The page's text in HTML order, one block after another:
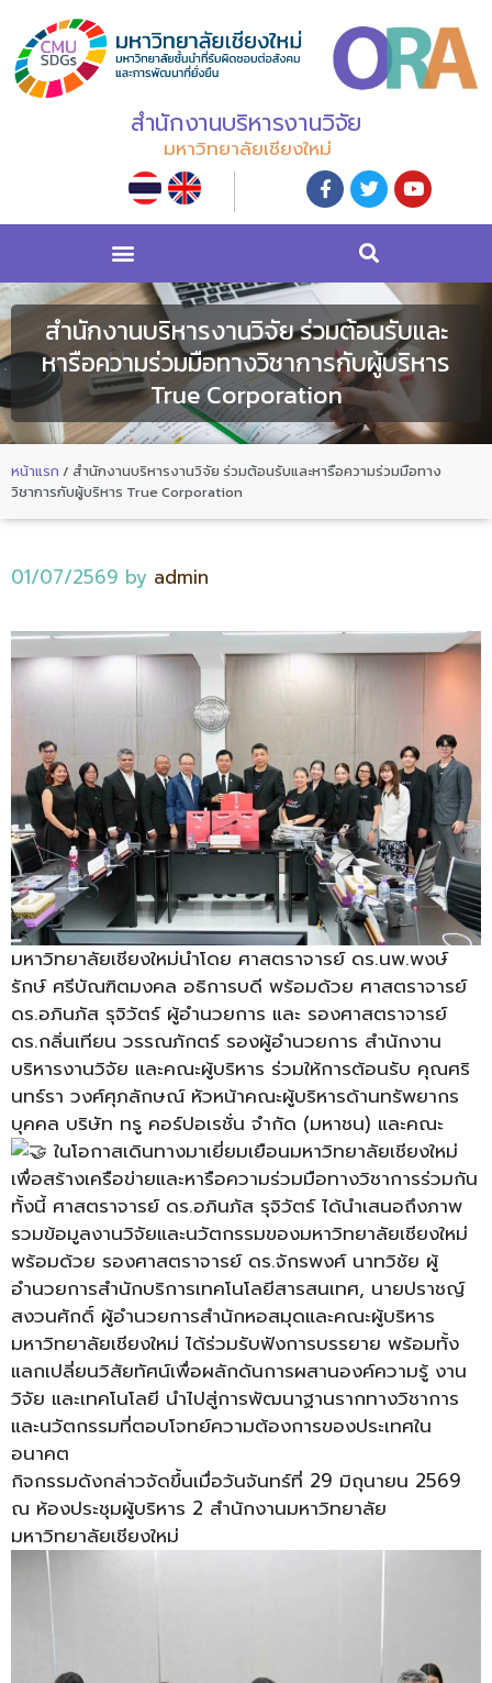
สำนักงานบริหารงานวิจัย
มหาวิทยาลัยเชียงใหม่
สำนักงานบริหารงานวิจัย ร่วมต้อนรับและ
หารือความร่วมมือทางวิชาการกับผู้บริหาร
True Corporation
หน้าแรก / สำนักงานบริหารงานวิจัย ร่วมต้อนรับและหารือความร่วมมือทาง
วิชาการกับผู้บริหาร True Corporation
01/07/2569 by admin
มหาวิทยาลัยเชียงใหม่นำโดย ศาสตราจารย์ ดร.นพ.พงษ์
รักษ์ ศรีบัณฑิตมงคล อธิการบดี พร้อมด้วย ศาสตราจารย์
ดร.อภินภัส รุจิวัตร์ ผู้อำนวยการ และ รองศาสตราจารย์
ดร.กลิ่นเทียน วรรณภักตร์ รองผู้อำนวยการ สำนักงาน
บริหารงานวิจัย และคณะผู้บริหาร ร่วมให้การต้อนรับ คุณศริ
นทร์รา วงศ์ศุภลักษณ์ หัวหน้าคณะผู้บริหารด้านทรัพยากร
บุคคล บริษัท ทรู คอร์ปอเรชั่น จำกัด (มหาชน) และคณะ
ในโอกาสเดินทางมาเยี่ยมเยือนมหาวิทยาลัยเชียงใหม่
เพื่อสร้างเครือข่ายและหารือความร่วมมือทางวิชาการร่วมกัน
ทั้งนี้ ศาสตราจารย์ ดร.อภินภัส รุจิวัตร์ ได้นำเสนอถึงภาพ
รวมข้อมูลงานวิจัยและนวัตกรรมของมหาวิทยาลัยเชียงใหม่
พร้อมด้วย รองศาสตราจารย์ ดร.จักรพงศ์ นาทวิชัย ผู้
อำนวยการสำนักบริการเทคโนโลยีสารสนเทศ, นายปราชญ์
สงวนศักดิ์ ผู้อำนวยการสำนักหอสมุดและคณะผู้บริหาร
มหาวิทยาลัยเชียงใหม่ ได้ร่วมรับฟังการบรรยาย พร้อมทั้ง
แลกเปลี่ยนวิสัยทัศน์เพื่อผลักดันการผสานองค์ความรู้ งาน
วิจัย และเทคโนโลยี นำไปสู่การพัฒนาฐานรากทางวิชาการ
และนวัตกรรมที่ตอบโจทย์ความต้องการของประเทศใน
อนาคต
กิจกรรมดังกล่าวจัดขึ้นเมื่อวันจันทร์ที่ 29 มิถุนายน 2569
ณ ห้องประชุมผู้บริหาร 2 สำนักงานมหาวิทยาลัย
มหาวิทยาลัยเชียงใหม่